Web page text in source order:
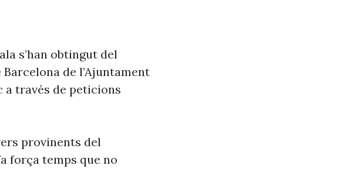
s’han obtingut del
de l’Ajuntament
a través de peticions
provinents del
força temps que no